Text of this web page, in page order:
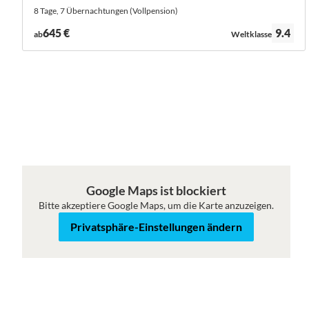
8 Tage, 7 Übernachtungen (Vollpension)
ab645 € Bewertung:
Weltklasse 9.4
Karte Satellit
Google Maps ist blockiert
Bitte akzeptiere Google Maps, um die Karte anzuzeigen.
Privatsphäre-Einstellungen ändern